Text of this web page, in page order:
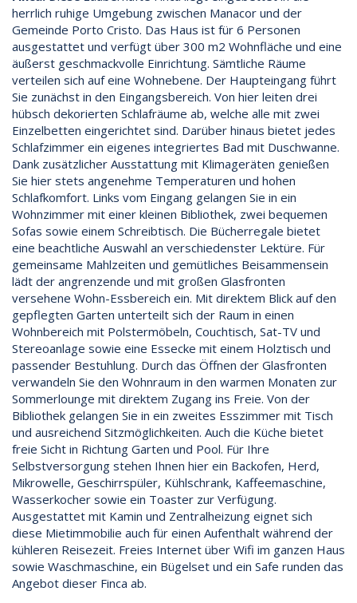
herrlich ruhige Umgebung zwischen Manacor und der
Gemeinde Porto Cristo. Das Haus ist für 6 Personen
ausgestattet und verfügt über 300 m2 Wohnfläche und eine
äußerst geschmackvolle Einrichtung. Sämtliche Räume
verteilen sich auf eine Wohnebene. Der Haupteingang führt
Sie zunächst in den Eingangsbereich. Von hier leiten drei
hübsch dekorierten Schlafräume ab, welche alle mit zwei
Einzelbetten eingerichtet sind. Darüber hinaus bietet jedes
Schlafzimmer ein eigenes integriertes Bad mit Duschwanne.
Dank zusätzlicher Ausstattung mit Klimageräten genießen
Sie hier stets angenehme Temperaturen und hohen
Schlafkomfort. Links vom Eingang gelangen Sie in ein
Wohnzimmer mit einer kleinen Bibliothek, zwei bequemen
Sofas sowie einem Schreibtisch. Die Bücherregale bietet
eine beachtliche Auswahl an verschiedenster Lektüre. Für
gemeinsame Mahlzeiten und gemütliches Beisammensein
lädt der angrenzende und mit großen Glasfronten
versehene Wohn-Essbereich ein. Mit direktem Blick auf den
gepflegten Garten unterteilt sich der Raum in einen
Wohnbereich mit Polstermöbeln, Couchtisch, Sat-TV und
Stereoanlage sowie eine Essecke mit einem Holztisch und
passender Bestuhlung. Durch das Öffnen der Glasfronten
verwandeln Sie den Wohnraum in den warmen Monaten zur
Sommerlounge mit direktem Zugang ins Freie. Von der
Bibliothek gelangen Sie in ein zweites Esszimmer mit Tisch
und ausreichend Sitzmöglichkeiten. Auch die Küche bietet
freie Sicht in Richtung Garten und Pool. Für Ihre
Selbstversorgung stehen Ihnen hier ein Backofen, Herd,
Mikrowelle, Geschirrspüler, Kühlschrank, Kaffeemaschine,
Wasserkocher sowie ein Toaster zur Verfügung.
Ausgestattet mit Kamin und Zentralheizung eignet sich
diese Mietimmobilie auch für einen Aufenthalt während der
kühleren Reisezeit. Freies Internet über Wifi im ganzen Haus
sowie Waschmaschine, ein Bügelset und ein Safe runden das
Angebot dieser Finca ab.